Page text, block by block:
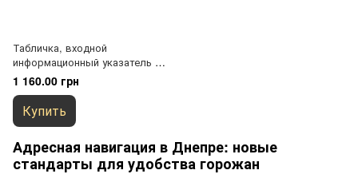
Табличка, входной
информационный указатель на
дом с номерами квартир в
подъезде
1 160.00 грн
Купить
Адресная навигация в Днепре: новые
стандарты для удобства горожан